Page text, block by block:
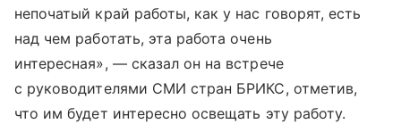
непочатый край работы, как у нас говорят, есть
над чем работать, эта работа очень
интересная», — сказал он на встрече
с руководителями СМИ стран БРИКС, отметив,
что им будет интересно освещать эту работу.